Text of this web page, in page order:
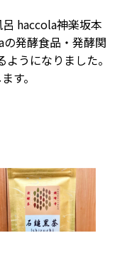
haccola神楽坂本
発酵食品・発酵関
うになりました。
す。